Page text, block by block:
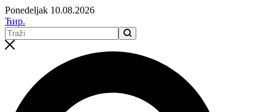
Ponedeljak 10.08.2026
Ћир.